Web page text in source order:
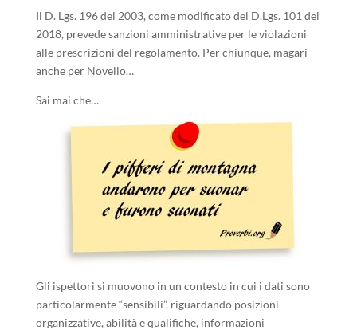
Il D. Lgs. 196 del 2003, come modificato del D.Lgs. 101 del
2018, prevede sanzioni amministrative per le violazioni
alle prescrizioni del regolamento. Per chiunque, magari
anche per Novello…
Sai mai che…
Gli ispettori si muovono in un contesto in cui i dati sono
particolarmente “sensibili”, riguardando posizioni
organizzative, abilità e qualifiche, informazioni